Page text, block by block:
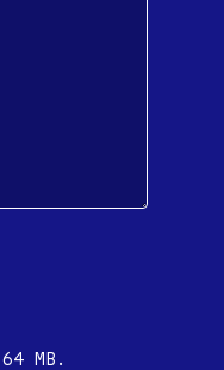
MB.